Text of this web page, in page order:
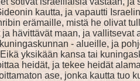
kautta, ja vapautti
erämaille, mistä he olivat
hävittävät maan, ja
- alueille, ja
yksikään kansa tai
heidät, ja tekee heidät
ase, jonka kautta tuo